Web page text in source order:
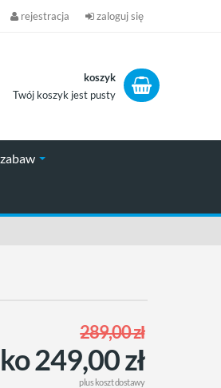
rejestracja zaloguj się
koszyk
Twój koszyk jest pusty
289,00 zł
249,00 zł
pluskoszt dostawy